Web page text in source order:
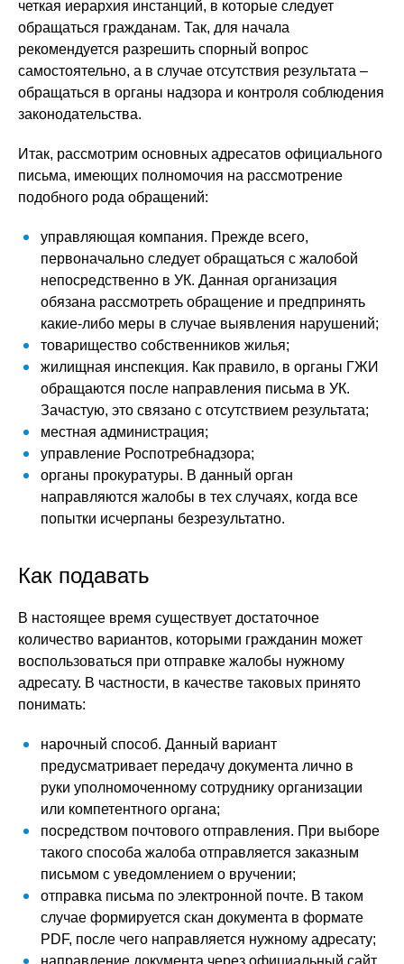
четкая иерархия инстанций, в которые следует
обращаться гражданам. Так, для начала
рекомендуется разрешить спорный вопрос
самостоятельно, а в случае отсутствия результата –
обращаться в органы надзора и контроля соблюдения
законодательства.
Итак, рассмотрим основных адресатов официального
письма, имеющих полномочия на рассмотрение
подобного рода обращений:
управляющая компания. Прежде всего,
первоначально следует обращаться с жалобой
непосредственно в УК. Данная организация
обязана рассмотреть обращение и предпринять
какие-либо меры в случае выявления нарушений;
товарищество собственников жилья;
жилищная инспекция. Как правило, в органы ГЖИ
обращаются после направления письма в УК.
Зачастую, это связано с отсутствием результата;
местная администрация;
управление Роспотребнадзора;
органы прокуратуры. В данный орган
направляются жалобы в тех случаях, когда все
попытки исчерпаны безрезультатно.
Как подавать
В настоящее время существует достаточное
количество вариантов, которыми гражданин может
воспользоваться при отправке жалобы нужному
адресату. В частности, в качестве таковых принято
понимать:
нарочный способ. Данный вариант
предусматривает передачу документа лично в
руки уполномоченному сотруднику организации
или компетентного органа;
посредством почтового отправления. При выборе
такого способа жалоба отправляется заказным
письмом с уведомлением о вручении;
отправка письма по электронной почте. В таком
случае формируется скан документа в формате
PDF, после чего направляется нужному адресату;
направление документа через официальный сайт